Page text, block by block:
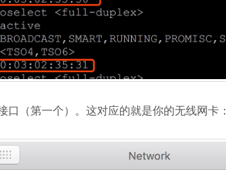
口（第一个）。这对应的就是你的无线网卡：